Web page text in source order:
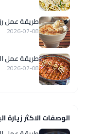
طريقة عمل رز
2026-07-08
طريقة عمل
2026-07-08
الوصفات الاكثر زيارة